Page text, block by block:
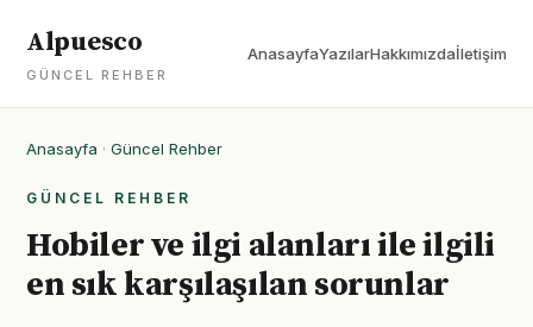
Alpuesco
GÜNCEL REHBER
AnasayfaYazılarHakkımızdaİletişim
Anasayfa · Güncel Rehber
GÜNCEL REHBER
Hobiler ve ilgi alanları ile ilgili
en sık karşılaşılan sorunlar